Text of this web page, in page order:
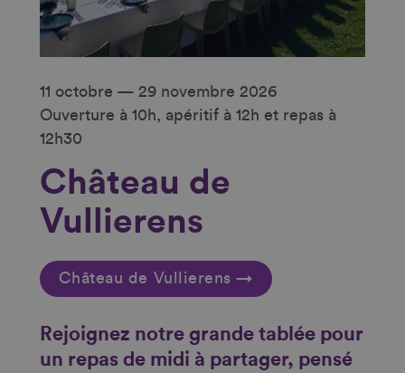
11 octobre — 29 novembre 2026
Ouverture à 10h, apéritif à 12h et repas à
12h30
Château de
Vullierens
Château de Vullierens →
Rejoignez notre grande tablée pour
un repas de midi à partager, pensé